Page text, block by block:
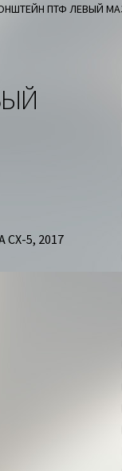
ПТФ ЛЕВЫЙ
5, 2017